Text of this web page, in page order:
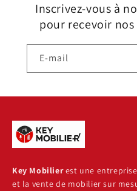
Inscrivez-vous à
pour recevoir
E-mail
Key Mobilierest une
et la vente de mobilier sur